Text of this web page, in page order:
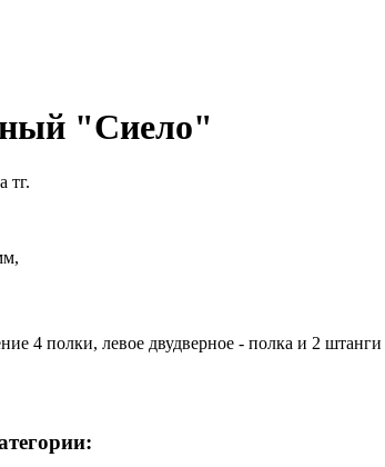
"Сиело"
тг.
4 полки, левое двудверное - полка и 2